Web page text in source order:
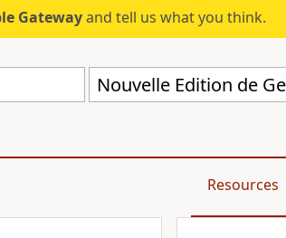
Gatewayand tell us what you think.
Resources